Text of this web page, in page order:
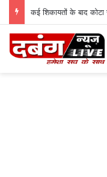
कई शिकायतों के बाद